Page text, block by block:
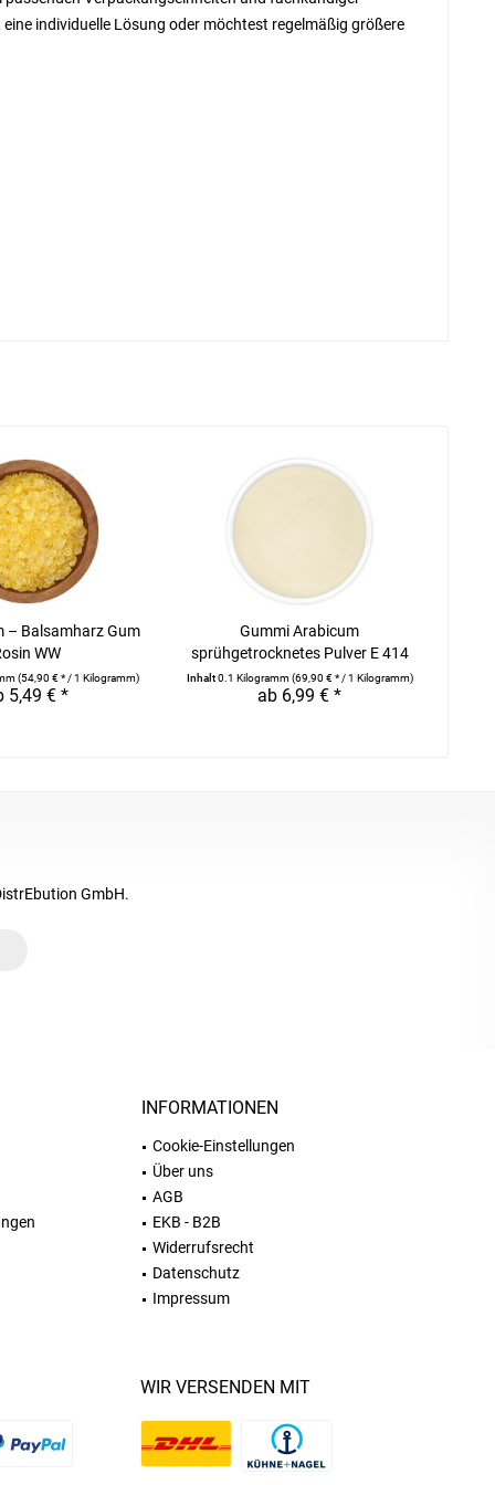
individuelle Lösung oder möchtest regelmäßig größere
– Balsamharz Gum
WW
(54,90 € * / 1 Kilogramm)
5,49 € *
Gummi Arabicum
sprühgetrocknetes Pulver E 414
Inhalt0.1 Kilogramm(69,90 € * / 1 Kilogramm)
ab 6,99 € *
GmbH.
INFORMATIONEN
Cookie-Einstellungen
Über uns
AGB
EKB - B2B
Widerrufsrecht
Datenschutz
Impressum
WIR VERSENDEN MIT